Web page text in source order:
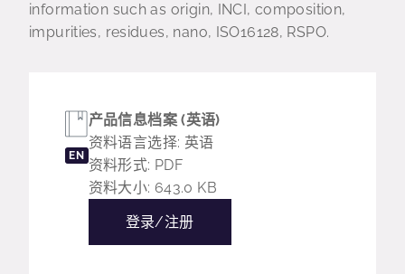
information such as origin, INCI, composition,
impurities, residues, nano, ISO16128, RSPO.
EN
产品信息档案 (英语)
资料语言选择: 英语
资料形式: PDF
资料大小: 643.0 KB
登录/注册